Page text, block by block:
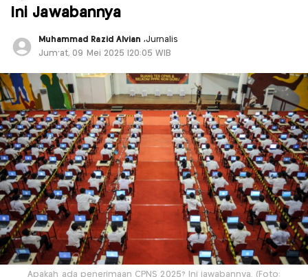
Ini Jawabannya
Muhammad Razid Alvian,Jurnalis
Jum'at, 09 Mei 2025 |20:05 WIB
Apakah ada penerimaan CPNS 2025? Ini jawabannya. (Foto: